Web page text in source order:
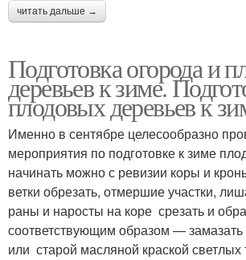
читать дальше →
Подготовка огорода и
деревьев к зиме.
плодовых деревьев к
Именно в сентябре целесообразно
мероприятия по подготовке к зиме
начинать можно с ревизии коры и
ветки обрезать, отмершие участки,
раны и наросты на коре срезать и
соответствующим образом —
или старой масляной краской светлых